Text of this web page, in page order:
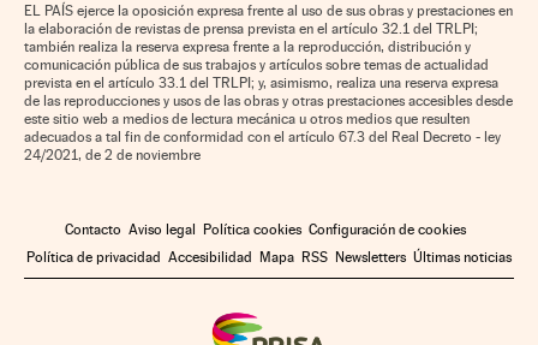
EL PAÍS ejerce la oposición expresa frente al uso de sus obras y prestaciones en
la elaboración de revistas de prensa prevista en el artículo 32.1 del TRLPI;
también realiza la reserva expresa frente a la reproducción, distribución y
comunicación pública de sus trabajos y artículos sobre temas de actualidad
prevista en el artículo 33.1 del TRLPI; y, asimismo, realiza una reserva expresa
de las reproducciones y usos de las obras y otras prestaciones accesibles desde
este sitio web a medios de lectura mecánica u otros medios que resulten
adecuados a tal fin de conformidad con el artículo 67.3 del Real Decreto - ley
24/2021, de 2 de noviembre
Contacto Aviso legal Política cookies Configuración de cookies
Política de privacidad Accesibilidad Mapa RSS Newsletters Últimas noticias